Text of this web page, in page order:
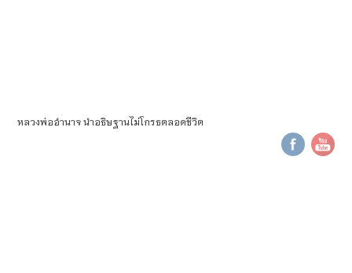
หลวงพ่ออำนาจ นำอธิษฐานไม่โกรธตลอดชีวิต